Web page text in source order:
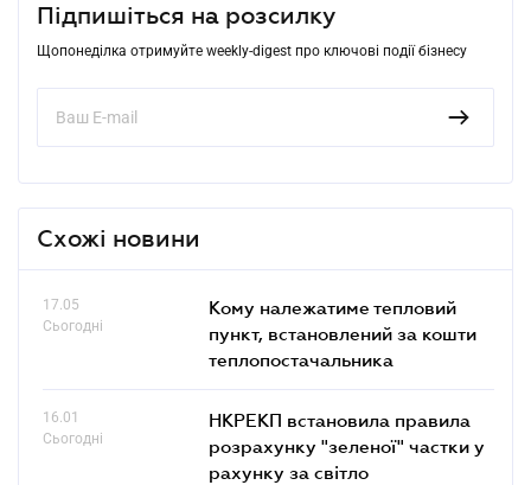
Підпишіться на розсилку
Щопонеділка отримуйте weekly-digest про ключові події бізнесу
Схожі новини
17.05
Сьогодні
Кому належатиме тепловий
пункт, встановлений за кошти
теплопостачальника
16.01
Сьогодні
НКРЕКП встановила правила
розрахунку "зеленої" частки у
рахунку за світло